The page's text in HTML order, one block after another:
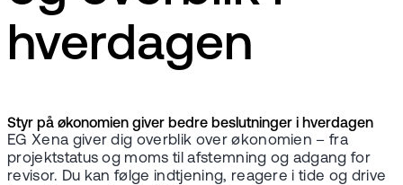
hverdagen
Styr på økonomien giver bedre beslutninger i hverdagen
EG Xena giver dig overblik over økonomien – fra
projektstatus og moms til afstemning og adgang for
revisor. Du kan følge indtjening, reagere i tide og drive